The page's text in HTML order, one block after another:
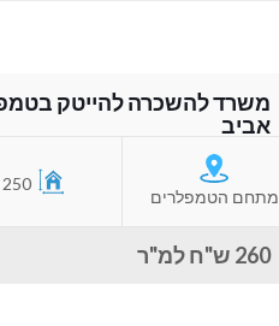
משרד להשכרה להייטק
אביב
משרד להשכרה להייטק בטמפלרים
מהמם כ 250 מר שמחולק ל 2...
מתחם הטמפלרים
250
260 ש"ח למ"ר